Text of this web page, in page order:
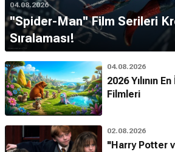
04.08.2026
''Spider-Man'' Film Serileri
Sıralaması!
04.08.2026
2026 Yılının
Filmleri
02.08.2026
"Harry Potter